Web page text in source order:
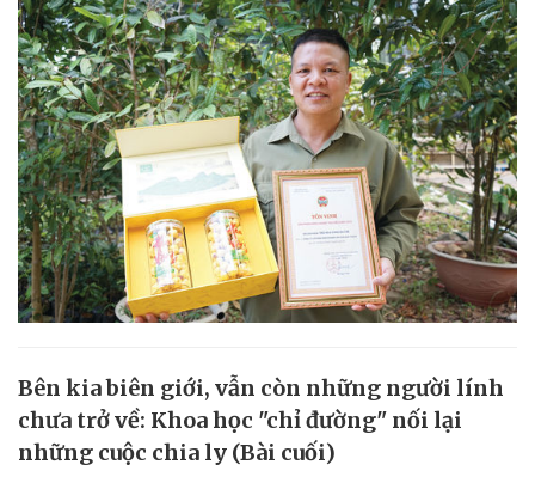
Bên kia biên giới, vẫn còn những người lính
chưa trở về: Khoa học "chỉ đường" nối lại
những cuộc chia ly (Bài cuối)